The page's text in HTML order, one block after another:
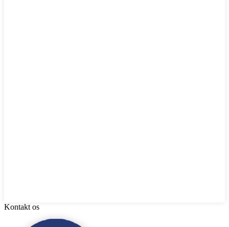
Kontakt os